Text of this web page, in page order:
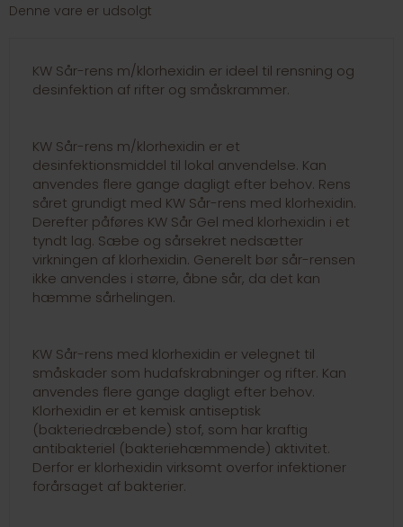
Denne vare er udsolgt
KW Sår-rens m/klorhexidin er ideel til rensning og
desinfektion af rifter og småskrammer.
KW Sår-rens m/klorhexidin er et
desinfektionsmiddel til lokal anvendelse. Kan
anvendes flere gange dagligt efter behov. Rens
såret grundigt med KW Sår-rens med klorhexidin.
Derefter påføres KW Sår Gel med klorhexidin i et
tyndt lag. Sæbe og sårsekret nedsætter
virkningen af klorhexidin. Generelt bør sår-rensen
ikke anvendes i større, åbne sår, da det kan
hæmme sårhelingen.
KW Sår-rens med klorhexidin er velegnet til
småskader som hudafskrabninger og rifter. Kan
anvendes flere gange dagligt efter behov.
Klorhexidin er et kemisk antiseptisk
(bakteriedræbende) stof, som har kraftig
antibakteriel (bakteriehæmmende) aktivitet.
Derfor er klorhexidin virksomt overfor infektioner
forårsaget af bakterier.